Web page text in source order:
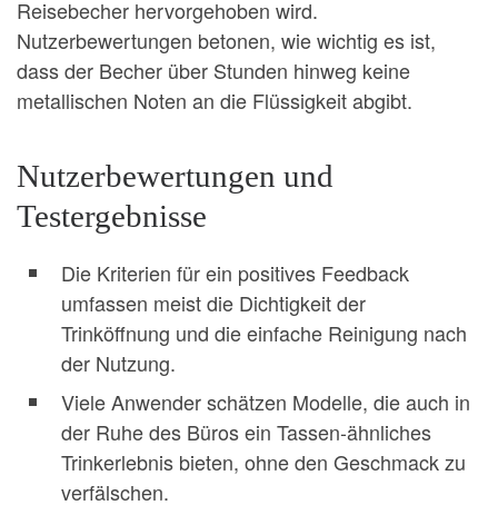
Reisebecher hervorgehoben wird.
Nutzerbewertungen betonen, wie wichtig es ist,
dass der Becher über Stunden hinweg keine
metallischen Noten an die Flüssigkeit abgibt.
Nutzerbewertungen und
Testergebnisse
Die Kriterien für ein positives Feedback
umfassen meist die Dichtigkeit der
Trinköffnung und die einfache Reinigung nach
der Nutzung.
Viele Anwender schätzen Modelle, die auch in
der Ruhe des Büros ein Tassen-ähnliches
Trinkerlebnis bieten, ohne den Geschmack zu
verfälschen.